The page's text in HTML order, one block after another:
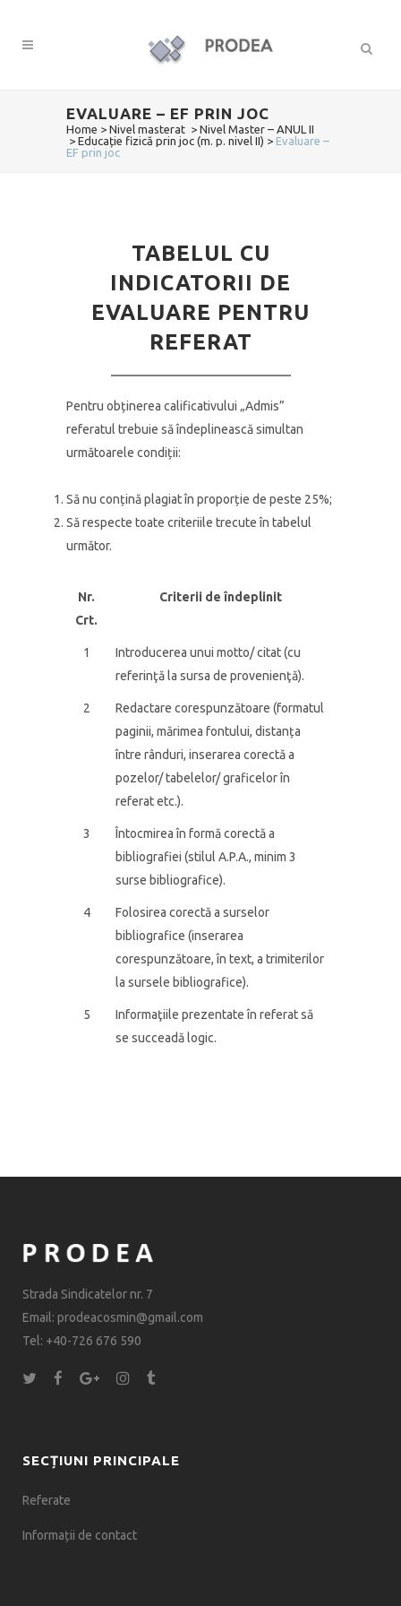
EVALUARE – EF PRIN JOC
Home > Nivel masterat > Nivel Master – ANUL II
> Educație fizică prin joc (m. p. nivel II) > Evaluare –
EF prin joc
TABELUL CU
INDICATORII DE
EVALUARE PENTRU
REFERAT
Pentru obținerea calificativului „Admis”
referatul trebuie să îndeplinească simultan
următoarele condiții:
Să nu conțină plagiat în proporție de peste 25%;
Să respecte toate criteriile trecute în tabelul
următor.
Nr.
Crt.
Criterii de îndeplinit
1
Introducerea unui motto/ citat (cu
referinţă la sursa de provenienţă).
2
Redactare corespunzătoare (formatul
paginii, mărimea fontului, distanța
între rânduri, inserarea corectă a
pozelor/ tabelelor/ graficelor în
referat etc.).
3
Întocmirea în formă corectă a
bibliografiei (stilul A.P.A., minim 3
surse bibliografice).
4
Folosirea corectă a surselor
bibliografice (inserarea
corespunzătoare, în text, a trimiterilor
la sursele bibliografice).
5
Informaţiile prezentate în referat să
se succeadă logic.
Strada Sindicatelor nr. 7
Email: prodeacosmin@gmail.com
Tel: +40-726 676 590
SECȚIUNI PRINCIPALE
Referate
Informații de contact